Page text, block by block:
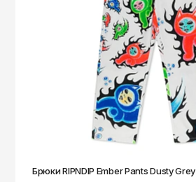
Брюки RIPNDIP Ember Pants Dusty Grey